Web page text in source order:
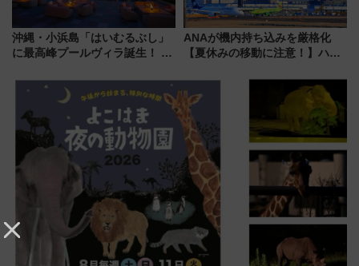
沖縄・小浜島「はいむるぶし」
に最高峰プールヴィラ誕生！ 石
美旅「何もしない贅沢」を体験
してみない？
ANAが機内持ち込みを厳格化
【夏休みの移動に注意！】ハン
「身の回り品」新サイズ制限
(40×30×20cm)おさらい